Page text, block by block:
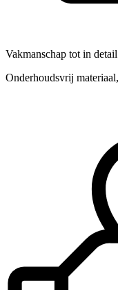
Vakmanschap tot in detail
Onderhoudsvrij